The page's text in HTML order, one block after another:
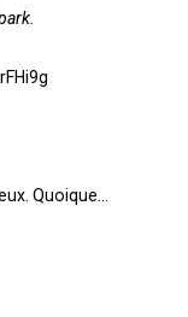
Quoique…